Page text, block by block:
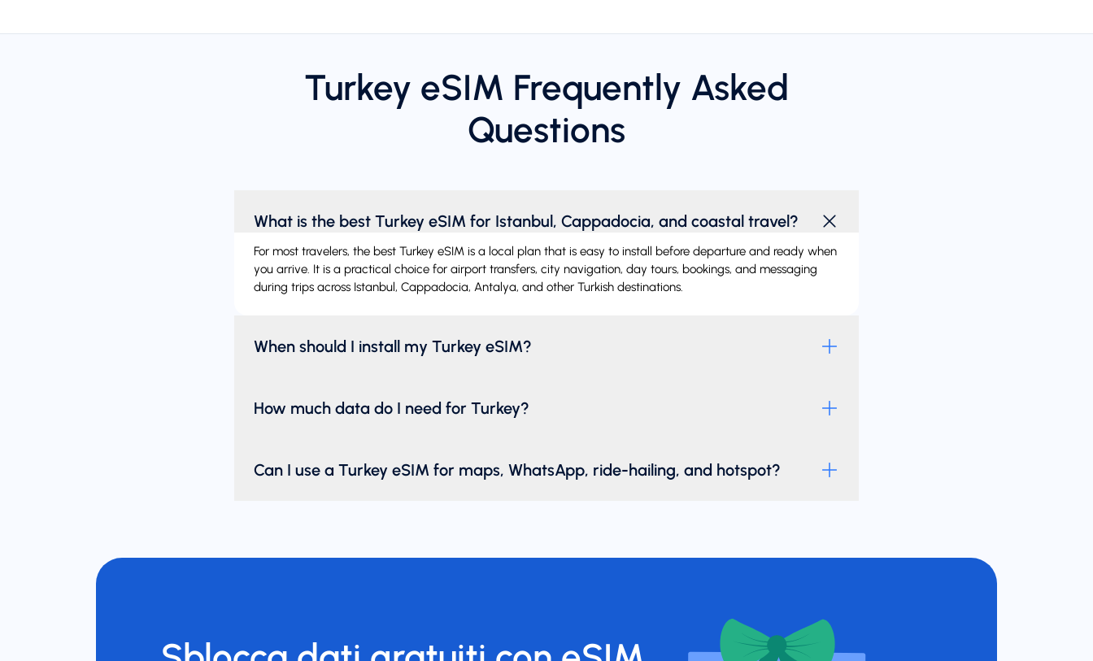
Turkey eSIM Frequently Asked
Questions
What is the best Turkey eSIM for Istanbul, Cappadocia, and coastal travel?
For most travelers, the best Turkey eSIM is a local plan that is easy to install before departure and ready when
you arrive. It is a practical choice for airport transfers, city navigation, day tours, bookings, and messaging
during trips across Istanbul, Cappadocia, Antalya, and other Turkish destinations.
When should I install my Turkey eSIM?
How much data do I need for Turkey?
Can I use a Turkey eSIM for maps, WhatsApp, ride-hailing, and hotspot?